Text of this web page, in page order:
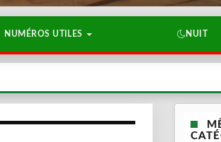
NUMÉROS UTILES NUIT